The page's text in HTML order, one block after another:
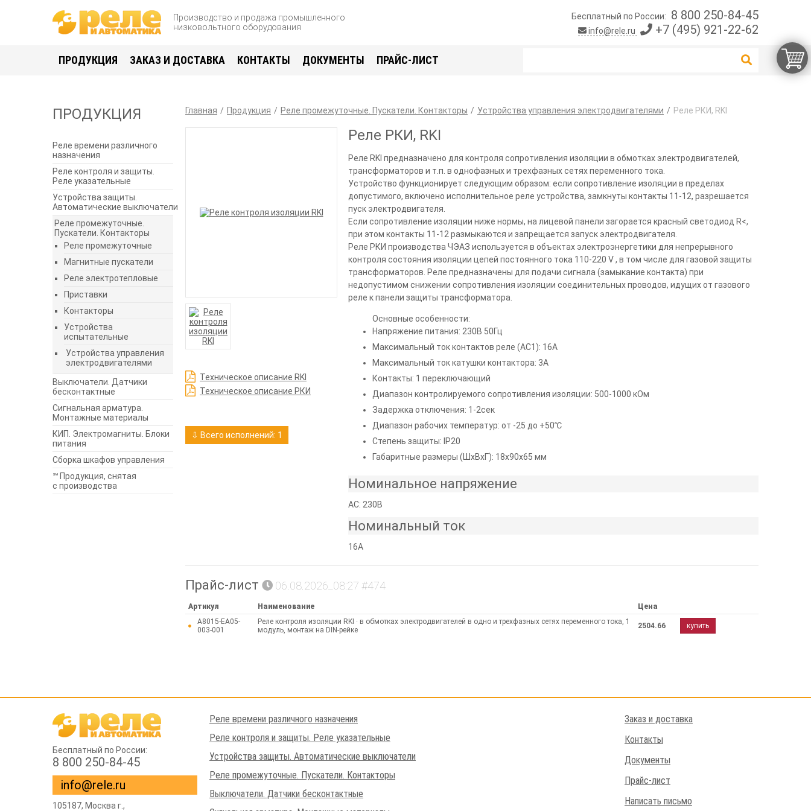
Производство и продажа промышленного
низковольтного оборудования
Бесплатный по России: 8 800 250-84-45
info@rele.ru +7 (495) 921-22-62
ПРОДУКЦИЯ ЗАКАЗ И ДОСТАВКА КОНТАКТЫ ДОКУМЕНТЫ ПРАЙС-ЛИСТ
ПРОДУКЦИЯ
Реле времени различного
назначения
Реле контроля и защиты.
Реле указательные
Устройства защиты.
Автоматические выключатели
Реле промежуточные.
Пускатели. Контакторы
Реле промежуточные
Магнитные пускатели
Реле электротепловые
Приставки
Контакторы
Устройства
испытательные
Устройства управления
электродвигателями
Выключатели. Датчики
бесконтактные
Сигнальная арматура.
Монтажные материалы
КИП. Электромагниты. Блоки
питания
Сборка шкафов управления
℠ Продукция, снятая
с производства
Главная Продукция Реле промежуточные. Пускатели. Контакторы Устройства управления электродвигателями Реле РКИ, RKI
Техническое описание RKI
Техническое описание РКИ
⇩ Всего исполнений: 1
Реле РКИ, RKI
Реле RKI предназначено для контроля сопротивления изоляции в обмотках электродвигателей,
трансформаторов и т.п. в однофазных и трехфазных сетях переменного тока.
Устройство функционирует следующим образом: если сопротивление изоляции в пределах
допустимого, включено исполнительное реле устройства, замкнуты контакты 11-12, разрешается
пуск электродвигателя.
Если сопротивление изоляции ниже нормы, на лицевой панели загорается красный светодиод R<,
при этом контакты 11-12 размыкаются и запрещается запуск электродвигателя.
Реле РКИ производства ЧЭАЗ используется в объектах электроэнергетики для непрерывного
контроля состояния изоляции цепей постоянного тока 110-220 V , в том числе для газовой защиты
трансформаторов. Реле предназначены для подачи сигнала (замыкание контакта) при
недопустимом снижении сопротивления изоляции соединительных проводов, идущих от газового
реле к панели защиты трансформатора.
Основные особенности:
Напряжение питания: 230В 50Гц
Максимальный ток контактов реле (AC1): 16А
Максимальный ток катушки контактора: 3А
Контакты: 1 переключающий
Диапазон контролируемого сопротивления изоляции: 500-1000 кОм
Задержка отключения: 1-2сек
Диапазон рабочих температур: от -25 до +50℃
Степень защиты: IP20
Габаритные размеры (ШхВхГ): 18х90х65 мм
Номинальное напряжение
AC: 230В
Номинальный ток
16А
Прайс-лист 06.08.2026_08:27 #474
Артикул Наименование
Цена
A8015-EA05-
003-001
Реле контроля изоляции RKI · в обмотках электродвигателей в одно и трехфазных сетях переменного тока, 1
модуль, монтаж на DIN-рейке
2504.66 купить
Бесплатный по России:
8 800 250-84-45
info@rele.ru
105187, Москва г.,
Реле времени различного назначения
Реле контроля и защиты. Реле указательные
Устройства защиты. Автоматические выключатели
Реле промежуточные. Пускатели. Контакторы
Выключатели. Датчики бесконтактные
Заказ и доставка
Контакты
Документы
Прайс-лист
Написать письмо